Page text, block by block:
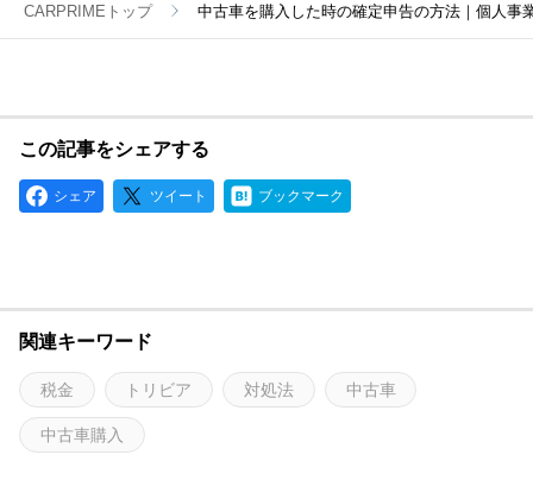
CARPRIMEトップ 中古車を購入した時の確定申告の方法｜個人事
この記事をシェアする
シェア ツイート ブックマーク
関連キーワード
税金 トリビア 対処法 中古車
中古車購入